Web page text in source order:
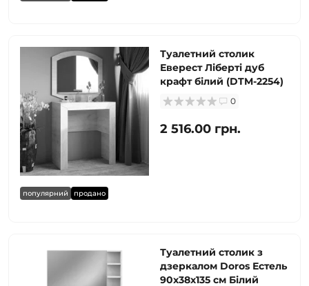
популярний продано
Туалетний столик
Еверест Ліберті дуб
крафт білий (DTM-2254)
0
2 516.00 грн.
Туалетний столик з
дзеркалом Doros Естель
90х38х135 см Білий